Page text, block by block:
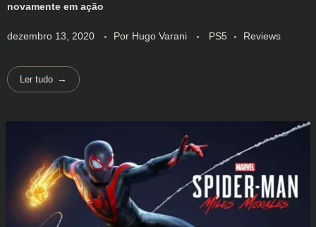
novamente em ação
dezembro 13, 2020 Por Hugo Varani PS5 Reviews
Ler tudo